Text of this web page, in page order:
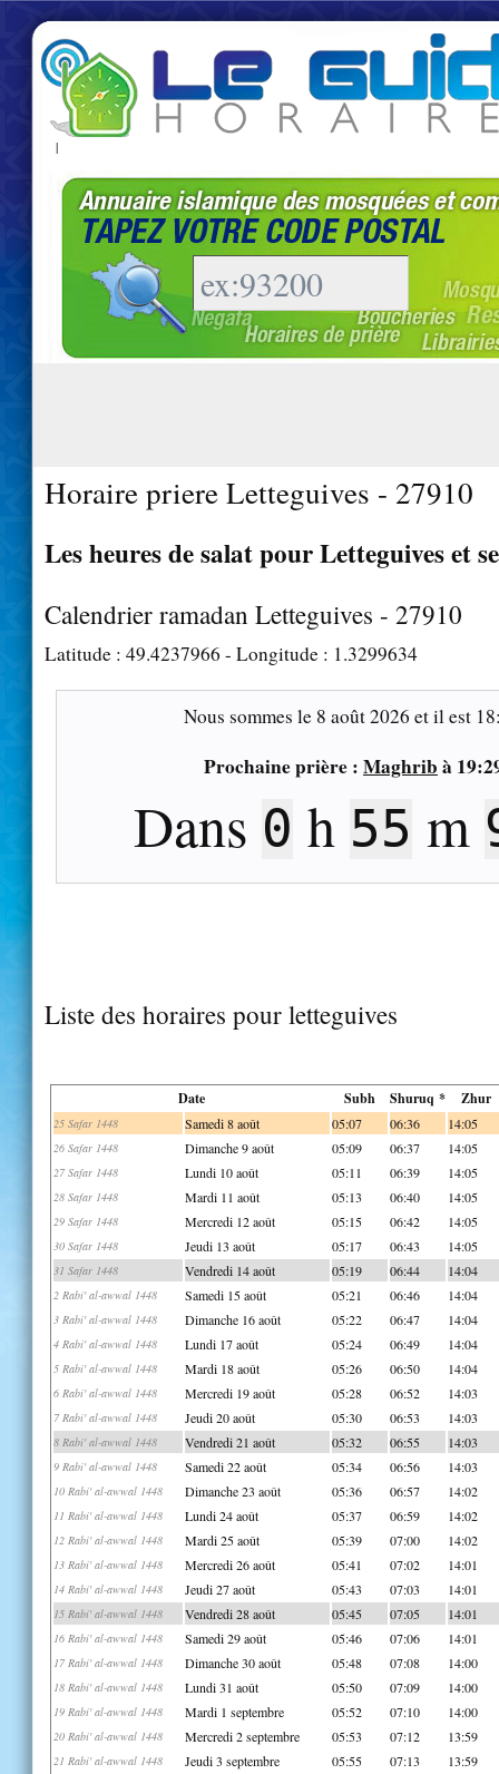
|
Horaire priere Letteguives - 27910
Les heures de salat pour Letteguives et
Calendrier ramadan Letteguives - 27910
Latitude : 49.4237966 - Longitude : 1.3299634
Nous sommes le 8 août 2026 et il est
Prochaine prière : Maghrib à
Dans 0 h 55 m
Liste des horaires pour letteguives
Date Subh Shuruq * Zhur
25 Safar 1448 Samedi 8 août 05:07 06:36 14:05
26 Safar 1448 Dimanche 9 août 05:09 06:37 14:05
27 Safar 1448 Lundi 10 août 05:11 06:39 14:05
28 Safar 1448 Mardi 11 août 05:13 06:40 14:05
29 Safar 1448 Mercredi 12 août 05:15 06:42 14:05
30 Safar 1448 Jeudi 13 août 05:17 06:43 14:05
31 Safar 1448 Vendredi 14 août 05:19 06:44 14:04
2 Rabi' al-awwal 1448 Samedi 15 août 05:21 06:46 14:04
3 Rabi' al-awwal 1448 Dimanche 16 août 05:22 06:47 14:04
4 Rabi' al-awwal 1448 Lundi 17 août 05:24 06:49 14:04
5 Rabi' al-awwal 1448 Mardi 18 août 05:26 06:50 14:04
6 Rabi' al-awwal 1448 Mercredi 19 août 05:28 06:52 14:03
7 Rabi' al-awwal 1448 Jeudi 20 août 05:30 06:53 14:03
8 Rabi' al-awwal 1448 Vendredi 21 août 05:32 06:55 14:03
9 Rabi' al-awwal 1448 Samedi 22 août 05:34 06:56 14:03
10 Rabi' al-awwal 1448 Dimanche 23 août 05:36 06:57 14:02
11 Rabi' al-awwal 1448 Lundi 24 août 05:37 06:59 14:02
12 Rabi' al-awwal 1448 Mardi 25 août 05:39 07:00 14:02
13 Rabi' al-awwal 1448 Mercredi 26 août 05:41 07:02 14:01
14 Rabi' al-awwal 1448 Jeudi 27 août 05:43 07:03 14:01
15 Rabi' al-awwal 1448 Vendredi 28 août 05:45 07:05 14:01
16 Rabi' al-awwal 1448 Samedi 29 août 05:46 07:06 14:01
17 Rabi' al-awwal 1448 Dimanche 30 août 05:48 07:08 14:00
18 Rabi' al-awwal 1448 Lundi 31 août 05:50 07:09 14:00
19 Rabi' al-awwal 1448 Mardi 1 septembre 05:52 07:10 14:00
20 Rabi' al-awwal 1448 Mercredi 2 septembre 05:53 07:12 13:59
21 Rabi' al-awwal 1448 Jeudi 3 septembre 05:55 07:13 13:59